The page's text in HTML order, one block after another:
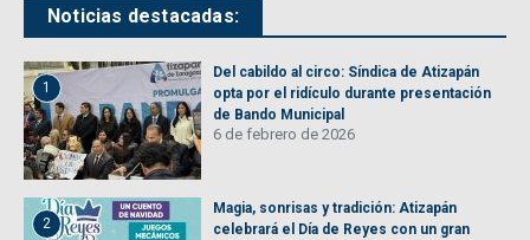
Noticias destacadas:
1
Del cabildo al circo: Síndica de Atizapán
opta por el ridículo durante presentación
de Bando Municipal
6 de febrero de 2026
2
Magia, sonrisas y tradición: Atizapán
celebrará el Día de Reyes con un gran